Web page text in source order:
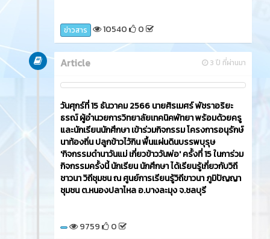
ข่าวสาร 10540 0
3 ปี ที่ผ่านมา
Article
วันศุกร์ที่ 15 ธันวาคม 2566​ นายศิรเมศร์ พัชราอริยะ
ธรณ์ ผู้อำนวยการวิทยาลัยเทคนิคพัทยา พร้อมด้วยครู
และนักเรียนนักศึกษา เข้าร่วมกิจกรรม โครงการอนุรักษ์
นาท้องถิ่น ปลูกข้าวไว้กิน พื้นแผ่นดินบรรพบุรุษ
'กิจกรรมดำนาวันแม่ เกี่ยวข้าววันพ่อ' ครั้งที่ 15 ในการ่วม
กิจกรรมครั้งนี้ นักเรียน นักศึกษา ได้เรียนรู้เกี่ยวกับวิถี
ชาวนา วิถีชุมชน ณ ศูนย์การเรียนรู้วิถีขาวนา ภูมิปัญญา
ชุมชน ต.หนองปลาไหล อ.บางละมุง จ.ชลบุรี
9759 0